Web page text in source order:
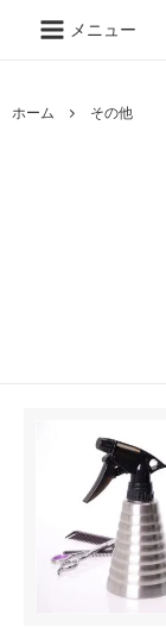
メニュー
ホーム その他